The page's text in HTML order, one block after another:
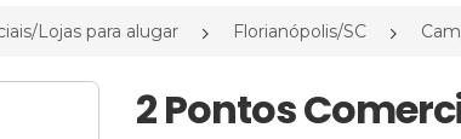
Lojas para alugar Florianópolis/SC
2 Pontos